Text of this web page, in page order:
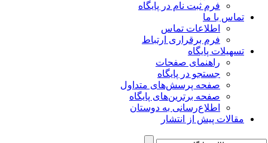
فرم ثبت نام در پایگاه
تماس با ما
اطلاعات تماس
فرم برقراری ارتباط
تسهیلات پایگاه
راهنمای صفحات
جستجو در پایگاه
صفحه پرسش‌های متداول
صفحه برترین‌های پایگاه
اطلاع‌رسانی به دوستان
مقالات پیش از انتشار